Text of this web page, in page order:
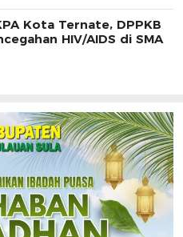
Kota Ternate, DPPKB
HIV/AIDS di SMA